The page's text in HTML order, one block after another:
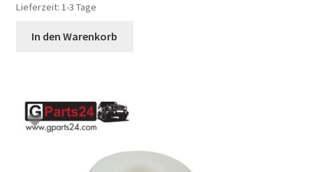
Lieferzeit: 1-3 Tage
In den Warenkorb